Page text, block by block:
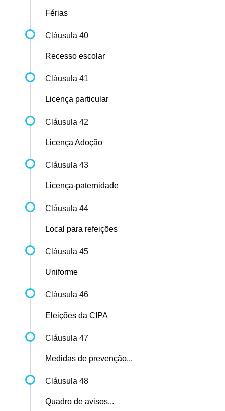
Férias
Cláusula 40
Recesso escolar
Cláusula 41
Licença particular
Cláusula 42
Licença Adoção
Cláusula 43
Licença-paternidade
Cláusula 44
Local para refeições
Cláusula 45
Uniforme
Cláusula 46
Eleições da CIPA
Cláusula 47
Medidas de prevenção...
Cláusula 48
Quadro de avisos...